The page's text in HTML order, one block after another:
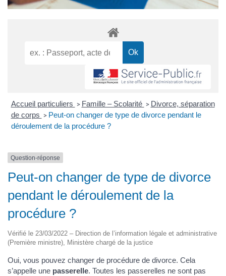
Accueil particuliers > Famille – Scolarité > Divorce, séparation
de corps > Peut-on changer de type de divorce pendant le
déroulement de la procédure ?
Question-réponse
Peut-on changer de type de divorce
pendant le déroulement de la
procédure ?
Vérifié le 23/03/2022 – Direction de l’information légale et administrative
(Première ministre), Ministère chargé de la justice
Oui, vous pouvez changer de procédure de divorce. Cela
s’appelle une passerelle. Toutes les passerelles ne sont pas